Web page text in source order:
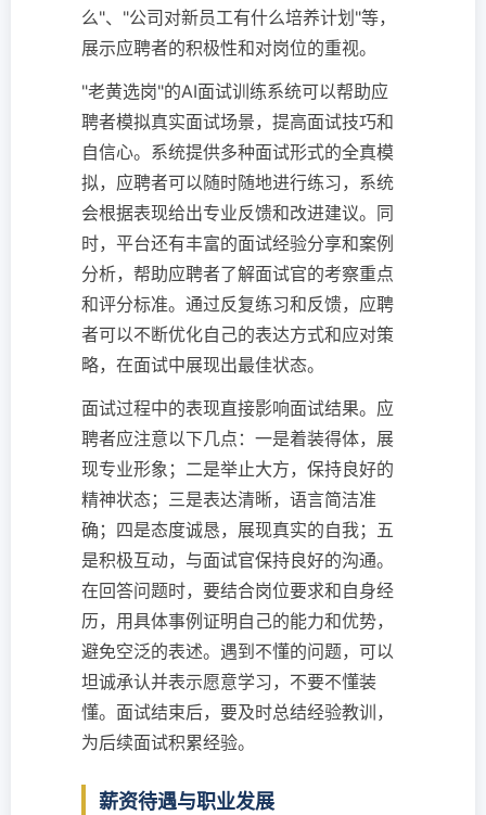
么"、"公司对新员工有什么培养计划"等，
展示应聘者的积极性和对岗位的重视。
"老黄选岗"的AI面试训练系统可以帮助应
聘者模拟真实面试场景，提高面试技巧和
自信心。系统提供多种面试形式的全真模
拟，应聘者可以随时随地进行练习，系统
会根据表现给出专业反馈和改进建议。同
时，平台还有丰富的面试经验分享和案例
分析，帮助应聘者了解面试官的考察重点
和评分标准。通过反复练习和反馈，应聘
者可以不断优化自己的表达方式和应对策
略，在面试中展现出最佳状态。
面试过程中的表现直接影响面试结果。应
聘者应注意以下几点：一是着装得体，展
现专业形象；二是举止大方，保持良好的
精神状态；三是表达清晰，语言简洁准
确；四是态度诚恳，展现真实的自我；五
是积极互动，与面试官保持良好的沟通。
在回答问题时，要结合岗位要求和自身经
历，用具体事例证明自己的能力和优势，
避免空泛的表述。遇到不懂的问题，可以
坦诚承认并表示愿意学习，不要不懂装
懂。面试结束后，要及时总结经验教训，
为后续面试积累经验。
薪资待遇与职业发展